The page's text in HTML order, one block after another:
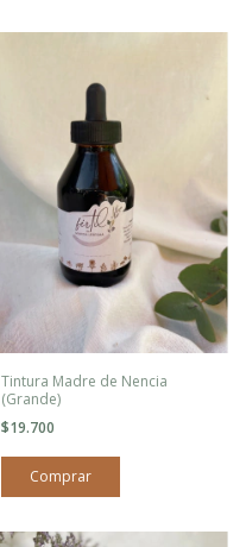
Tintura Madre de Nencia
(Grande)
$19.700